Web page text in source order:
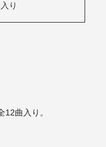
り
曲入り。